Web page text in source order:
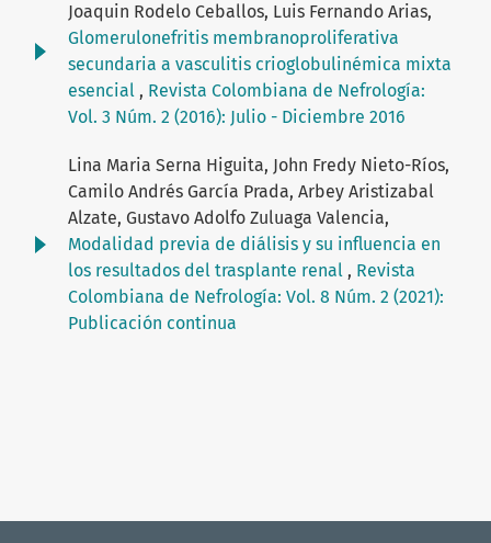
Joaquin Rodelo Ceballos, Luis Fernando Arias,
Glomerulonefritis membranoproliferativa
secundaria a vasculitis crioglobulinémica mixta
esencial , Revista Colombiana de Nefrología:
Vol. 3 Núm. 2 (2016): Julio - Diciembre 2016
Lina Maria Serna Higuita, John Fredy Nieto-Ríos,
Camilo Andrés García Prada, Arbey Aristizabal
Alzate, Gustavo Adolfo Zuluaga Valencia,
Modalidad previa de diálisis y su influencia en
los resultados del trasplante renal , Revista
Colombiana de Nefrología: Vol. 8 Núm. 2 (2021):
Publicación continua